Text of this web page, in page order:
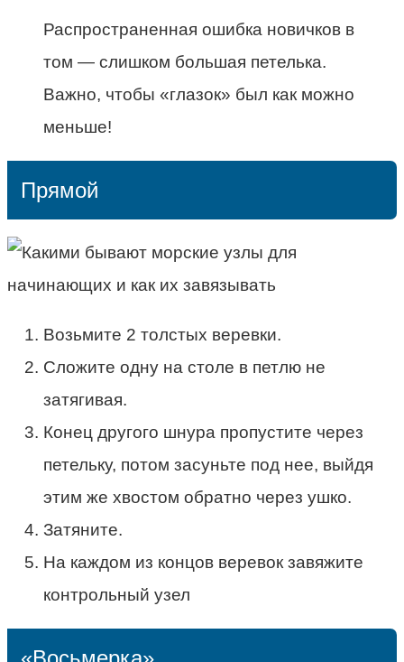
Распространенная ошибка новичков в
том — слишком большая петелька.
Важно, чтобы «глазок» был как можно
меньше!
Прямой
Возьмите 2 толстых веревки.
Сложите одну на столе в петлю не
затягивая.
Конец другого шнура пропустите через
петельку, потом засуньте под нее, выйдя
этим же хвостом обратно через ушко.
Затяните.
На каждом из концов веревок завяжите
контрольный узел